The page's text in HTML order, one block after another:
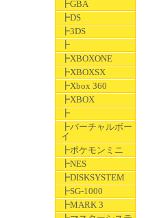
┣GBA
┣DS
┣3DS
┣
┣XBOXONE
┣XBOXSX
┣Xbox 360
┣XBOX
┣
┣バーチャルボー
イ
┣ポケモンミニ
┣NES
┣DISKSYSTEM
┣SG-1000
┣MARK 3